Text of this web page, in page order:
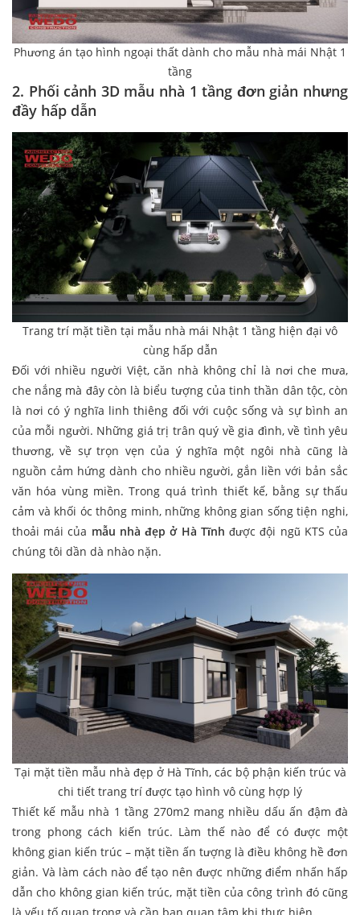
Phương án tạo hình ngoại thất dành cho mẫu nhà mái Nhật 1
tầng
2. Phối cảnh 3D mẫu nhà 1 tầng đơn giản nhưng
đầy hấp dẫn
Trang trí mặt tiền tại mẫu nhà mái Nhật 1 tầng hiện đại vô
cùng hấp dẫn
Đối với nhiều người Việt, căn nhà không chỉ là nơi che mưa,
che nắng mà đây còn là biểu tượng của tinh thần dân tộc, còn
là nơi có ý nghĩa linh thiêng đối với cuộc sống và sự bình an
của mỗi người. Những giá trị trân quý về gia đình, về tình yêu
thương, về sự trọn vẹn của ý nghĩa một ngôi nhà cũng là
nguồn cảm hứng dành cho nhiều người, gắn liền với bản sắc
văn hóa vùng miền. Trong quá trình thiết kế, bằng sự thấu
cảm và khối óc thông minh, những không gian sống tiện nghi,
thoải mái của mẫu nhà đẹp ở Hà Tĩnh được đội ngũ KTS của
chúng tôi dần dà nhào nặn.
Tại mặt tiền mẫu nhà đẹp ở Hà Tĩnh, các bộ phận kiến trúc và
chi tiết trang trí được tạo hình vô cùng hợp lý
Thiết kế mẫu nhà 1 tầng 270m2 mang nhiều dấu ấn đậm đà
trong phong cách kiến trúc. Làm thế nào để có được một
không gian kiến trúc – mặt tiền ấn tượng là điều không hề đơn
giản. Và làm cách nào để tạo nên được những điểm nhấn hấp
dẫn cho không gian kiến trúc, mặt tiền của công trình đó cũng